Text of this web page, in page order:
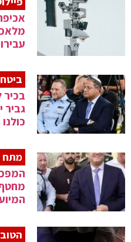
גביר
כולנו
מתח